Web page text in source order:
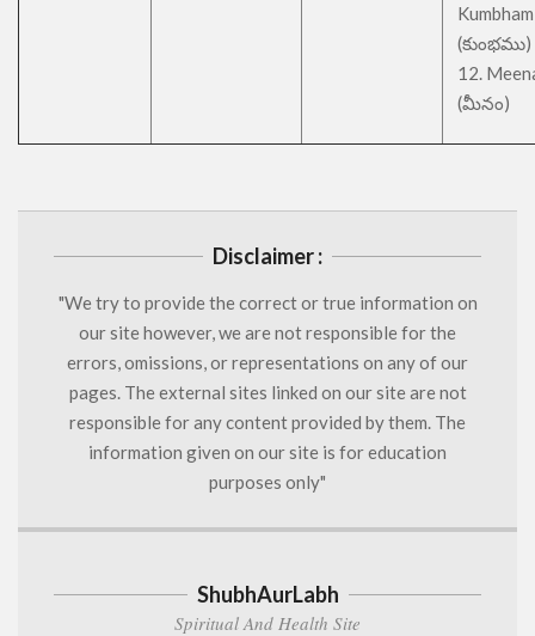
Kumbham
(కుంభము)
12.
(మీనం)
Disclaimer :
"We try to provide the correct or true information on
our site however, we are not responsible for the
errors, omissions, or representations on any of our
pages. The external sites linked on our site are not
responsible for any content provided by them. The
information given on our site is for education
purposes only"
ShubhAurLabh
Spiritual And Health Site